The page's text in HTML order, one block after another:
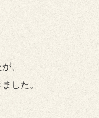
、
した。